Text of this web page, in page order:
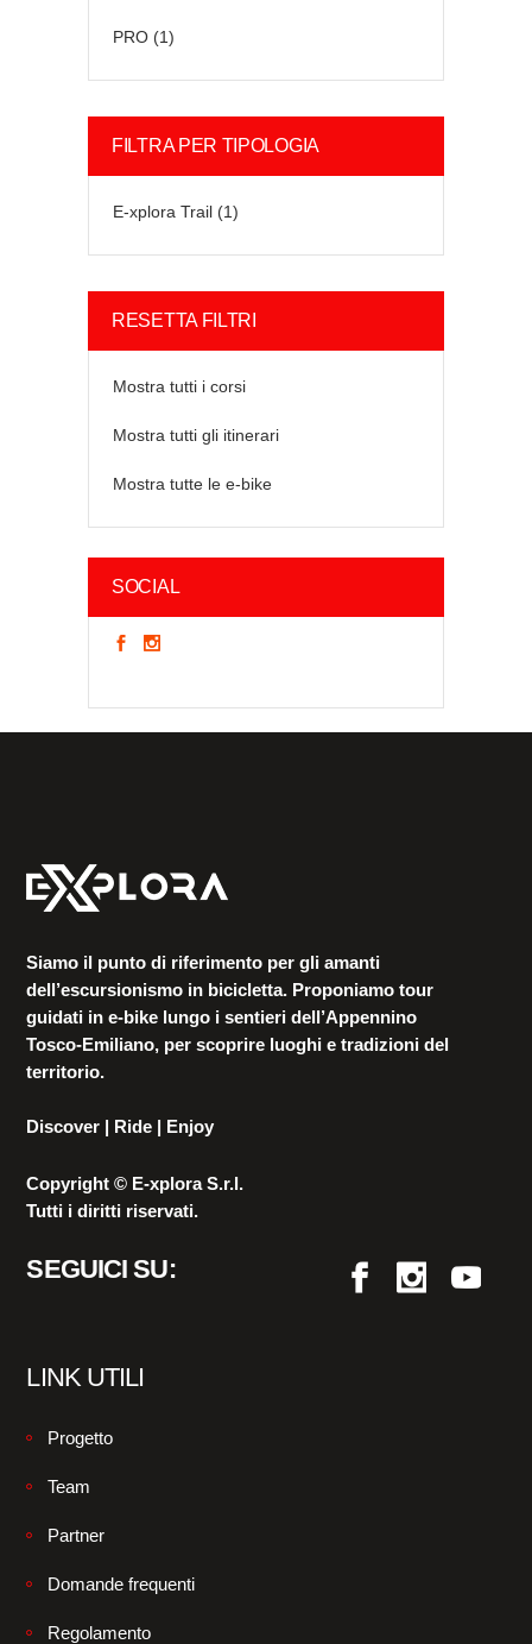
PRO (1)
FILTRA PER TIPOLOGIA
E-xplora Trail (1)
RESETTA FILTRI
Mostra tutti i corsi
Mostra tutti gli itinerari
Mostra tutte le e-bike
SOCIAL
Siamo il punto di riferimento per gli amanti
dell’escursionismo in bicicletta. Proponiamo tour
guidati in e-bike lungo i sentieri dell’Appennino
Tosco-Emiliano, per scoprire luoghi e tradizioni del
territorio.
Discover | Ride | Enjoy
Copyright © E-xplora S.r.l.
Tutti i diritti riservati.
SEGUICI SU:
LINK UTILI
Progetto
Team
Partner
Domande frequenti
Regolamento